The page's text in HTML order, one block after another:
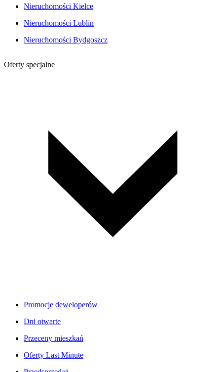
Nieruchomości Kielce
Nieruchomości Lublin
Nieruchomości Bydgoszcz
Oferty specjalne
Promocje deweloperów
Dni otwarte
Przeceny mieszkań
Oferty Last Minute